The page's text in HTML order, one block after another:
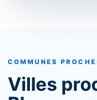
COMMUNES
Villes